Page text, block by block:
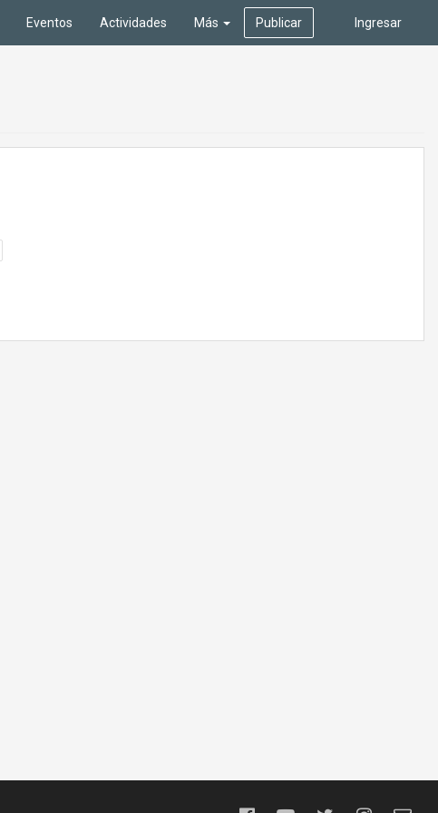
Ingresar
Eventos Actividades Más Publicar